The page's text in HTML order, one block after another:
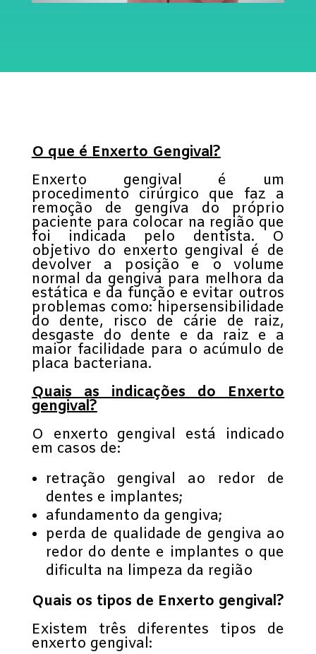
O que é Enxerto Gengival?
Enxerto gengival é um
procedimento cirúrgico que faz a
remoção de gengiva do próprio
paciente para colocar na região que
foi indicada pelo dentista. O
objetivo do enxerto gengival é de
devolver a posição e o volume
normal da gengiva para melhora da
estática e da função e evitar outros
problemas como: hipersensibilidade
do dente, risco de cárie de raiz,
desgaste do dente e da raiz e a
maior facilidade para o acúmulo de
placa bacteriana.
Quais as indicações do Enxerto
gengival?
O enxerto gengival está indicado
em casos de:
retração gengival ao redor de
dentes e implantes;
afundamento da gengiva;
perda de qualidade de gengiva ao
redor do dente e implantes o que
dificulta na limpeza da região
Quais os tipos de Enxerto gengival?
Existem três diferentes tipos de
enxerto gengival: